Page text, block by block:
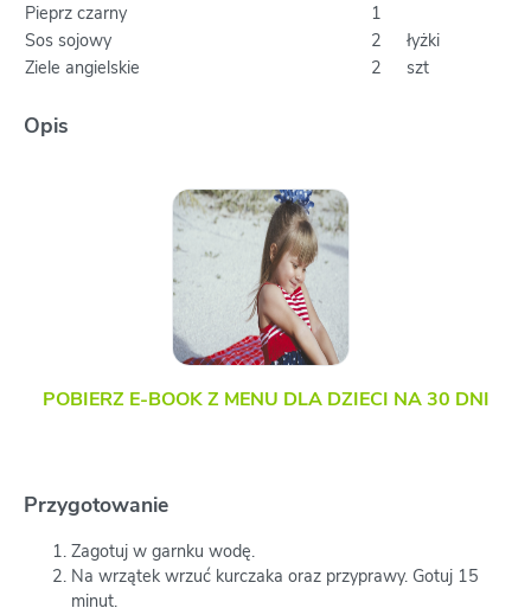
Pieprz czarny
1
Sos sojowy
2
łyżki
Ziele angielskie
2 szt
Opis
POBIERZ E-BOOK Z MENU DLA DZIECI NA 30 DNI
Przygotowanie
Zagotuj w garnku wodę.
Na wrzątek wrzuć kurczaka oraz przyprawy. Gotuj 15
minut.